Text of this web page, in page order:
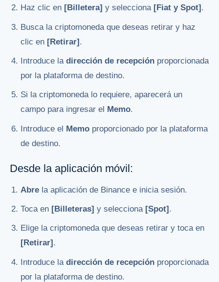
Haz clic en [Billetera] y selecciona [Fiat y Spot] .
Busca la criptomoneda que deseas retirar y haz
clic en [Retirar].
Introduce ladirección de recepción proporcionada
por la plataforma de destino.
Si la criptomoneda lo requiere, aparecerá un
campo para ingresar el
Memo.
Introduce el Memo proporcionado por la plataforma
de destino.
Desde la aplicación móvil:
Abre la aplicación de Binance e inicia sesión.
Toca en [Billeteras] y selecciona [Spot].
Elige la criptomoneda que deseas retirar y toca en
[Retirar] .
Introduce ladirección de recepción proporcionada
por la plataforma de destino.